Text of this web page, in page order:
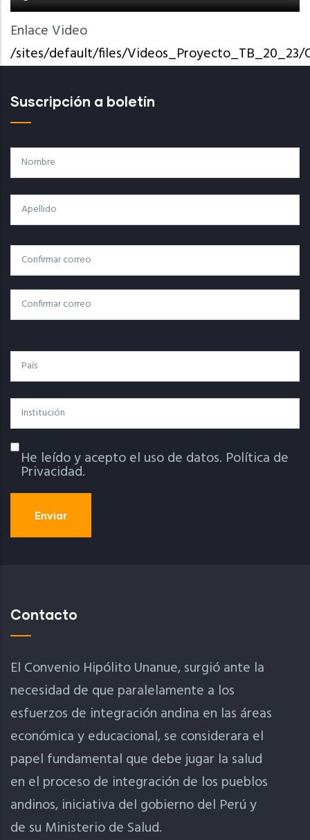
Enlace Video
/sites/default/files/Videos_Proyecto_TB_20_23/
Suscripción a boletín
Nombre
Apellido
Correo
Electrónico
Correo Electrónico
Confirmar Correo
País
Institución
Política De Privacidad
He leído y acepto el uso de datos. Política de
Privacidad.
Contacto
El Convenio Hipólito Unanue, surgió ante la
necesidad de que paralelamente a los
esfuerzos de integración andina en las áreas
económica y educacional, se considerara el
papel fundamental que debe jugar la salud
en el proceso de integración de los pueblos
andinos, iniciativa del gobierno del Perú y
de su Ministerio de Salud.